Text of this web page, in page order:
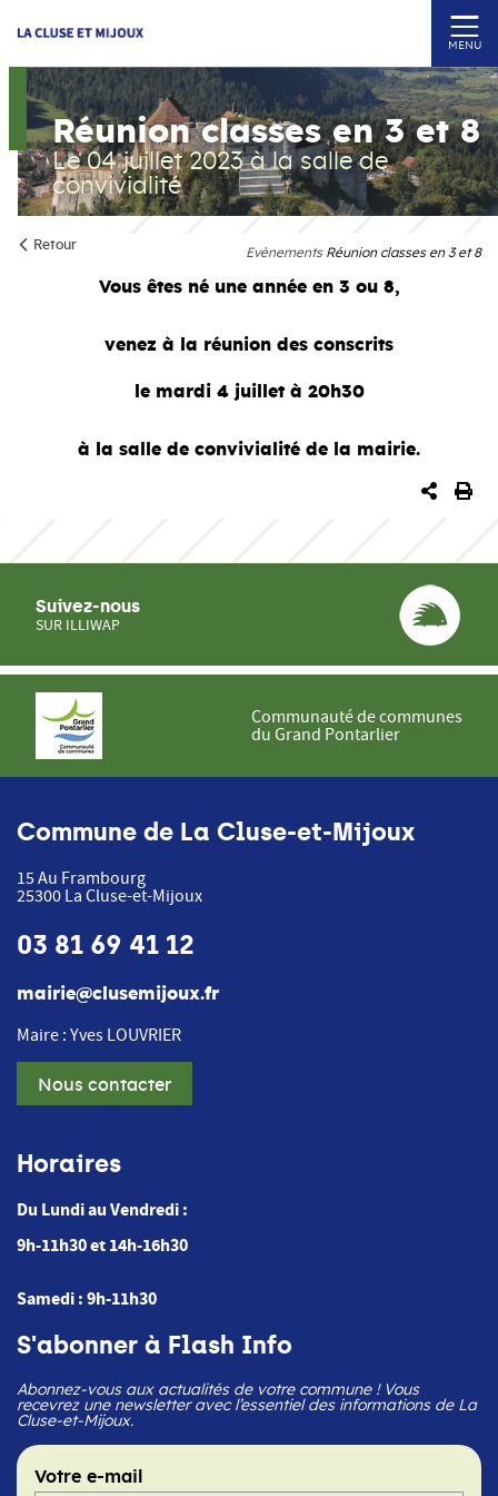
MENU
Réunion classes en 3 et 8
Le 04 juillet 2023à la salle de
convivialité
Retour
Evènements Réunion classes en 3 et 8
Vous êtes né une année en 3 ou 8,
venez à la réunion des conscrits
le mardi 4 juillet à 20h30
à la salle de convivialité de la mairie.
Suivez-nous
SUR ILLIWAP
Communauté de communes
du Grand Pontarlier
Commune de La Cluse-et-Mijoux
15 Au Frambourg
25300 La Cluse-et-Mijoux
03 81 69 41 12
mairie@clusemijoux.fr
Maire : Yves LOUVRIER
Nous contacter
Horaires
Du Lundi au Vendredi :
9h-11h30 et 14h-16h30
Samedi : 9h-11h30
S'abonner à Flash Info
Abonnez-vous aux actualités de votre commune ! Vous
recevrez une newsletter avec l’essentiel des informations de La
Cluse-et-Mijoux.
Votre e-mail